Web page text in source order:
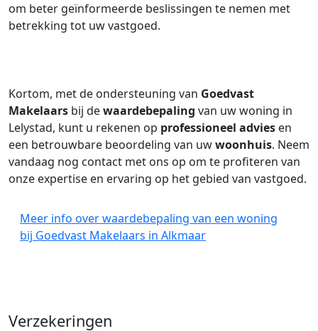
om beter geïnformeerde beslissingen te nemen met
betrekking tot uw vastgoed.
Kortom, met de ondersteuning van Goedvast
Makelaars bij dewaardebepaling van uw woning in
Lelystad, kunt u rekenen op professioneel advies en
een betrouwbare beoordeling van uwwoonhuis. Neem
vandaag nog contact met ons op om te profiteren van
onze expertise en ervaring op het gebied van vastgoed.
Meer info over waardebepaling van een woning
bij Goedvast Makelaars in Alkmaar
Verzekeringen